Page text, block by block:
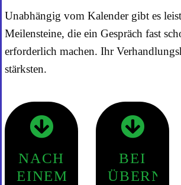
Unabhängig vom Kalender gibt es
Meilensteine, die ein Gespräch fast
erforderlich machen. Ihr
stärksten.
NACH
EINEM
BEI